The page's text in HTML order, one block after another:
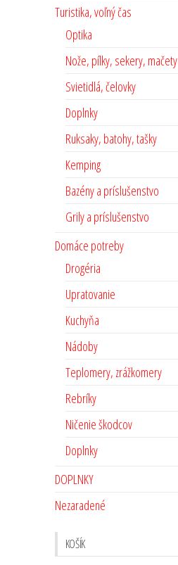
Turistika, voľný čas
Optika
Nože, pílky, sekery, mačety
Svietidlá, čelovky
Doplnky
Ruksaky, batohy, tašky
Kemping
Bazény a príslušenstvo
Grily a príslušenstvo
Domáce potreby
Drogéria
Upratovanie
Kuchyňa
Nádoby
Teplomery, zrážkomery
Rebríky
Ničenie škodcov
Doplnky
DOPLNKY
Nezaradené
KOŠÍK